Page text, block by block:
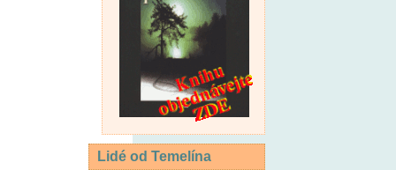
Lidé od Temelína